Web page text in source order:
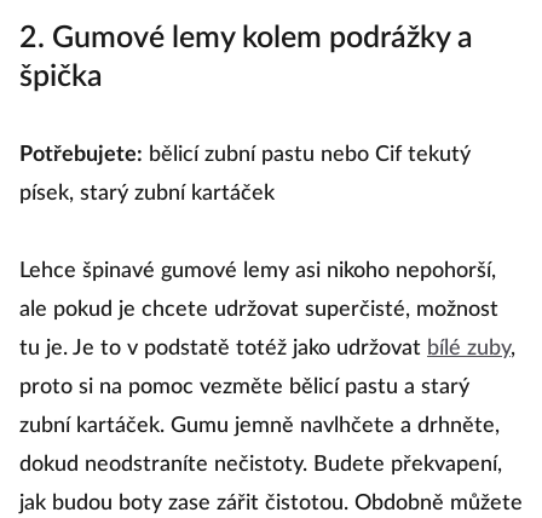
2. Gumové lemy kolem podrážky a
špička
Potřebujete: bělicí zubní pastu nebo Cif tekutý
písek, starý zubní kartáček
Lehce špinavé gumové lemy asi nikoho nepohorší,
ale pokud je chcete udržovat superčisté, možnost
tu je. Je to v podstatě totéž jako udržovat bílé zuby,
proto si na pomoc vezměte bělicí pastu a starý
zubní kartáček. Gumu jemně navlhčete a drhněte,
dokud neodstraníte nečistoty. Budete překvapení,
jak budou boty zase zářit čistotou. Obdobně můžete